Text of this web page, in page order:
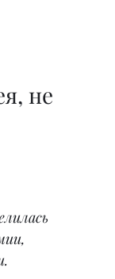
не